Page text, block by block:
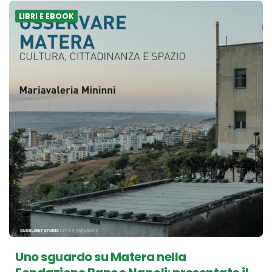
LIBRI E EBOOK
Uno sguardo su Matera nella